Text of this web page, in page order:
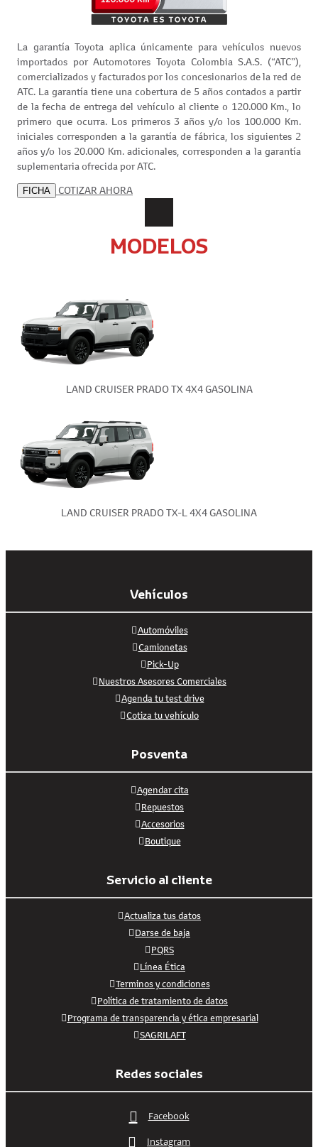
La garantía Toyota aplica únicamente para vehículos nuevos
importados por Automotores Toyota Colombia S.A.S. (“ATC”),
comercializados y facturados por los concesionarios de la red de
ATC. La garantía tiene una cobertura de 5 años contados a partir
de la fecha de entrega del vehículo al cliente o 120.000 Km., lo
primero que ocurra. Los primeros 3 años y/o los 100.000 Km.
iniciales corresponden a la garantía de fábrica, los siguientes 2
años y/o los 20.000 Km. adicionales, corresponden a la garantía
suplementaria ofrecida por ATC.
FICHA COTIZAR AHORA
MODELOS
LAND CRUISER PRADO TX 4X4 GASOLINA
LAND CRUISER PRADO TX-L 4X4 GASOLINA
Vehículos
Automóviles
Camionetas
Pick-Up
Nuestros Asesores Comerciales
Agenda tu test drive
Cotiza tu vehículo
Posventa
Agendar cita
Repuestos
Accesorios
Boutique
Servicio al cliente
Actualiza tus datos
Darse de baja
PQRS
Línea Ética
Terminos y condiciones
Política de tratamiento de datos
Programa de transparencia y ética empresarial
SAGRILAFT
Redes sociales
Facebook
Instagram